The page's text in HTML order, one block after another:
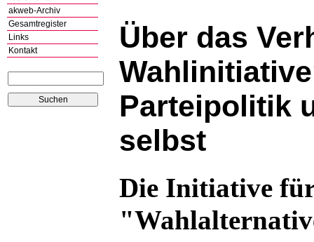
akweb-Archiv
Gesamtregister
Links
Kontakt
Über das
Parteipolitik
selbst
Die Initiative